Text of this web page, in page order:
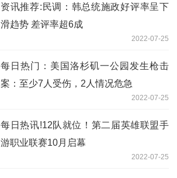
资讯推荐:民调：韩总统施政好评率呈下
滑趋势 差评率超6成
2022-07-25
每日热门：美国洛杉矶一公园发生枪击
案：至少7人受伤，2人情况危急
2022-07-25
每日热讯!12队就位！第二届英雄联盟手
游职业联赛10月启幕
2022-07-25